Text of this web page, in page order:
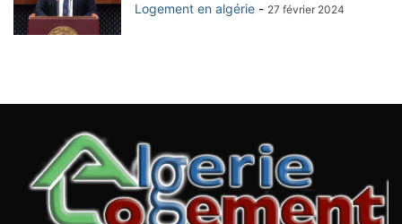
Logement en algérie - 27 février 2024